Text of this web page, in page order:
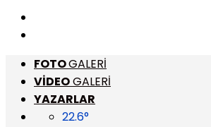
FOTOGALERİ
VİDEOGALERİ
YAZARLAR
22.6°